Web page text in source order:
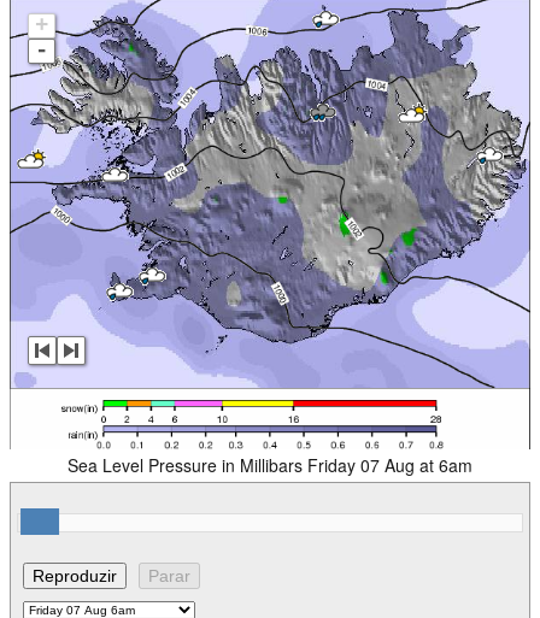
+
-
Sea Level Pressure in Millibars Friday 07 Aug at 6am